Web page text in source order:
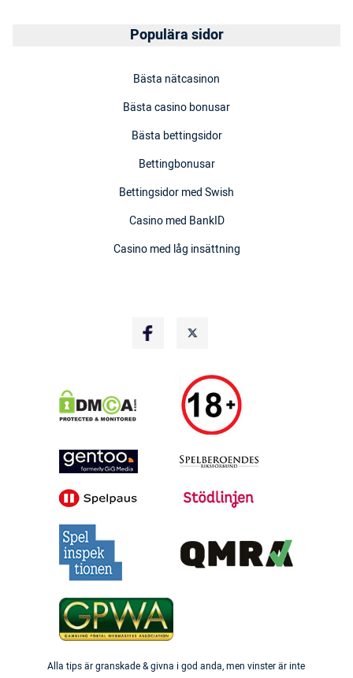
Populära sidor
Bästa nätcasinon
Bästa casino bonusar
Bästa bettingsidor
Bettingbonusar
Bettingsidor med Swish
Casino med BankID
Casino med låg insättning
Alla tips är granskade & givna i god anda, men vinster är inte